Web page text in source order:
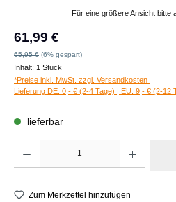
Für eine größere Ansicht bitte
Verkaufspreis:
61,99 €
Regulärer Preis:
65,95 € (6% gespart)
Inhalt: 1 Stück
*Preise inkl. MwSt. zzgl. Versandkosten
Lieferung DE: 0,- € (2-4 Tage) | EU: 9,- € (2-12
lieferbar
Zum Merkzettel hinzufügen